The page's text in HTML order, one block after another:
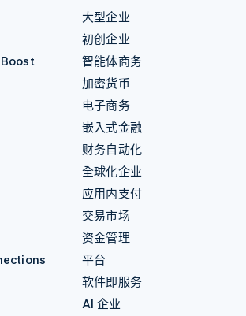
大型企业
初创企业
智能体商务
加密货币
电子商务
嵌入式金融
财务自动化
全球化企业
应用内支付
交易市场
资金管理
平台
软件即服务
AI 企业